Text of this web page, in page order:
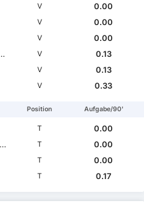
V
0.00
V
0.00
V
0.00
V
0.13
V
0.13
V 0.33
Position Aufgabe/90'
T
0.00
T
0.00
T
0.00
T 0.17